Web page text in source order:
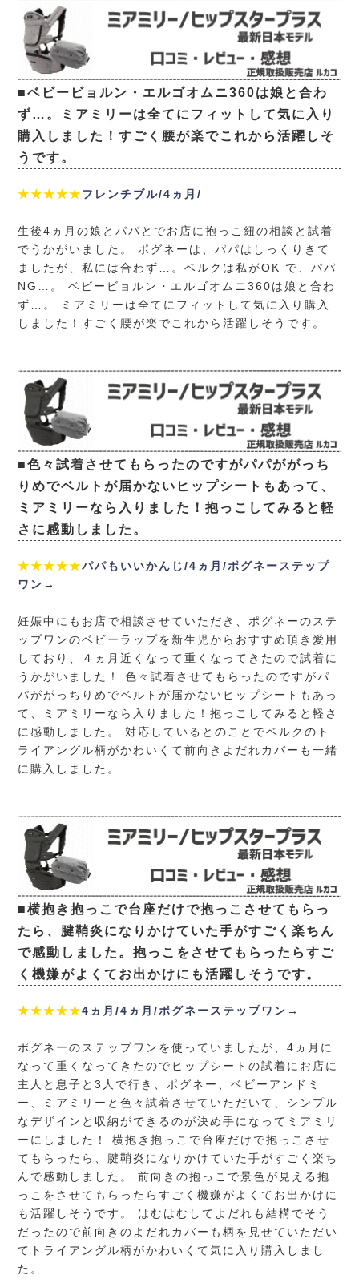
■ベビービョルン・エルゴオムニ360は娘と合わ
ず…。ミアミリーは全てにフィットして気に入り
購入しました！すごく腰が楽でこれから活躍しそ
うです。
★★★★★フレンチブル/4ヵ月/
生後4ヵ月の娘とパパとでお店に抱っこ紐の相談と試着
でうかがいました。 ポグネーは、パパはしっくりきて
ましたが、私には合わず…。ベルクは私がOK で、パパ
NG…。 ベビービョルン・エルゴオムニ360は娘と合わ
ず…。 ミアミリーは全てにフィットして気に入り購入
しました！すごく腰が楽でこれから活躍しそうです。
■色々試着させてもらったのですがパパががっち
りめでベルトが届かないヒップシートもあって、
ミアミリーなら入りました！抱っこしてみると軽
さに感動しました。
★★★★★パパもいいかんじ/4ヵ月/ポグネーステップ
ワン→
妊娠中にもお店で相談させていただき、ポグネーのステ
ップワンのベビーラップを新生児からおすすめ頂き愛用
しており、４ヵ月近くなって重くなってきたので試着に
うかがいました！ 色々試着させてもらったのですがパ
パががっちりめでベルトが届かないヒップシートもあっ
て、ミアミリーなら入りました！抱っこしてみると軽さ
に感動しました。 対応しているとのことでベルクのト
ライアングル柄がかわいくて前向きよだれカバーも一緒
に購入しました。
■横抱き抱っこで台座だけで抱っこさせてもらっ
たら、腱鞘炎になりかけていた手がすごく楽ちん
で感動しました。抱っこをさせてもらったらすご
く機嫌がよくてお出かけにも活躍しそうです。
★★★★★4ヵ月/4ヵ月/ポグネーステップワン→
ポグネーのステップワンを使っていましたが、4ヵ月に
なって重くなってきたのでヒップシートの試着にお店に
主人と息子と3人で行き、ポグネー、ベビーアンドミ
ー、ミアミリーと色々試着させていただいて、シンプル
なデザインと収納ができるのが決め手になってミアミリ
ーにしました！ 横抱き抱っこで台座だけで抱っこさせ
てもらったら、腱鞘炎になりかけていた手がすごく楽ち
んで感動しました。 前向きの抱っこで景色が見える抱
っこをさせてもらったらすごく機嫌がよくてお出かけに
も活躍しそうです。 はむはむしてよだれも結構でそう
だったので前向きのよだれカバーも柄を見せていただい
てトライアングル柄がかわいくて気に入り購入しまし
た。